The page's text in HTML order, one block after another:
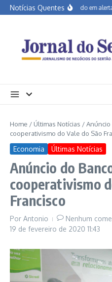
Ir para o conteúdo
Notícias QuentesSemiárido em alerta
Home / Últimas Notícias /Anúncio
cooperativismo do Vale do São
Economia Últimas Notícias
Anúncio do
cooperativismo
Francisco
Por Antonio
Nenhum
19 de fevereiro de 2020 11:43